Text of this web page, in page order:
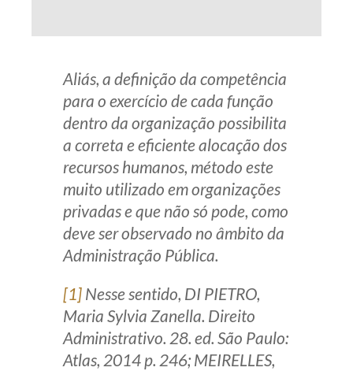
Aliás, a definição da competência
para o exercício de cada função
dentro da organização possibilita
a correta e eficiente alocação dos
recursos humanos, método este
muito utilizado em organizações
privadas e que não só pode, como
deve ser observado no âmbito da
Administração Pública.
[1] Nesse sentido, DI PIETRO,
Maria Sylvia Zanella. Direito
Administrativo. 28. ed. São Paulo:
Atlas, 2014 p. 246; MEIRELLES,